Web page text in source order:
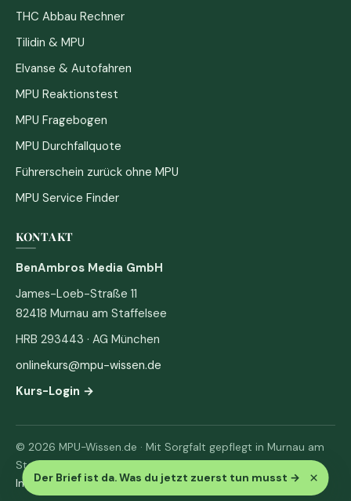
Der Brief ist da. Was du jetzt zuerst tun musst → ×
THC Abbau Rechner
Tilidin & MPU
Elvanse & Autofahren
MPU Reaktionstest
MPU Fragebogen
MPU Durchfallquote
Führerschein zurück ohne MPU
MPU Service Finder
KONTAKT
BenAmbros Media GmbH
James-Loeb-Straße 11
82418 Murnau am Staffelsee
HRB 293443 · AG München
onlinekurs@mpu-wissen.de
Kurs-Login →
© 2026 MPU-Wissen.de · Mit Sorgfalt gepflegt in Murnau am
Staffelsee
Impressum· Datenschutz & AGB